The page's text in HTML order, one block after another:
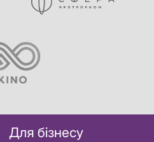
Для бізнесу